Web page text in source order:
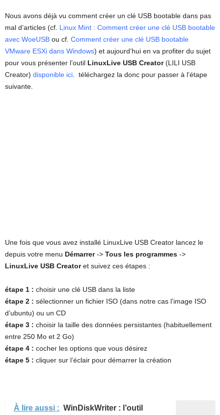
Nous avons déjà vu comment créer un clé USB bootable dans pas
mal d’articles (cf. Linux Mint : Comment créer une clé USB bootable
avec WoeUSB ou cf. Comment créer une clé USB bootable
VMware ESXi dans Windows) et aujourd’hui en va profiter du sujet
pour vous présenter l’outil LinuxLive USB Creator(LILI USB
Creator) disponible ici . téléchargez la donc pour passer à l’étape
suivante.
Une fois que vous avez installé LinuxLive USB Creator lancez le
depuis votre menu Démarrer-> Tous les programmes ->
LinuxLive USB Creatoret suivez ces étapes :
étape 1 : choisir une clé USB dans la liste
étape 2 : sélectionner un fichier ISO (dans notre cas l’image ISO
d’ubuntu) ou un CD
étape 3 : choisir la taille des données persistantes (habituellement
entre 250 Mo et 2 Go)
étape 4 : cocher les options que vous désirez
étape 5 : cliquer sur l’éclair pour démarrer la création
À lire aussi : WinDiskWriter : l’outil